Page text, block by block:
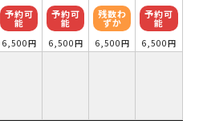
予約可
能
6,500円
予約可
能
6,500円
残数わ
ずか
6,500円
予約可
能
6,500円